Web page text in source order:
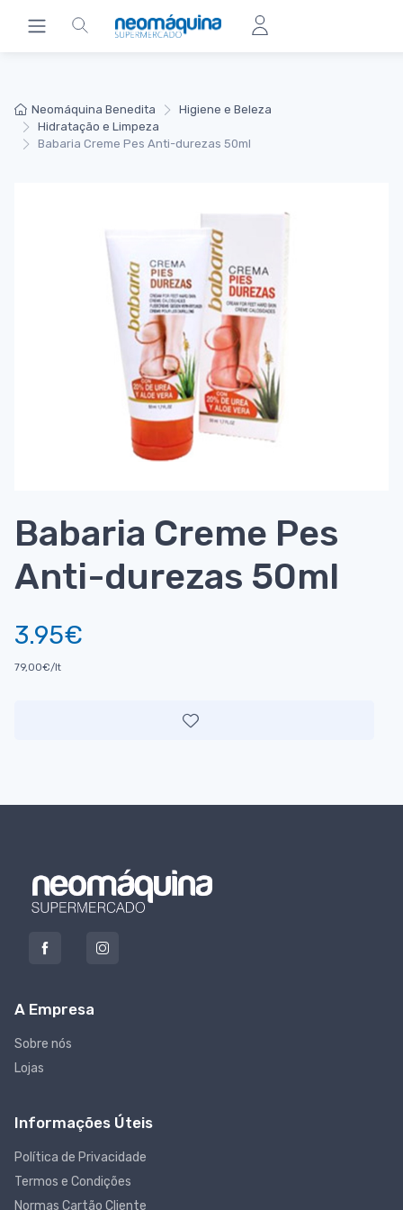
Neomáquina Benedita
Higiene e Beleza
Hidratação e Limpeza
Babaria Creme Pes Anti-durezas 50ml
Babaria Creme Pes
Anti-durezas 50ml
3.95€
79,00€/lt
A Empresa
Sobre nós
Lojas
Informações Úteis
Política de Privacidade
Termos e Condições
Normas Cartão Cliente